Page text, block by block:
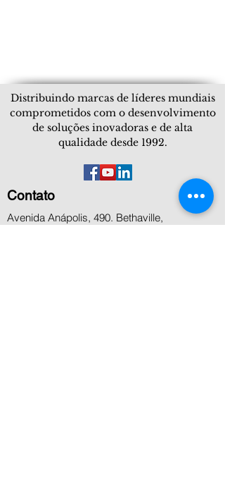
Distribuindo marcas de líderes mundiais
comprometidos com o desenvolvimento
de soluções inovadoras e de alta
qualidade desde 1992.
Contato
Avenida Anápolis, 490. Bethaville,